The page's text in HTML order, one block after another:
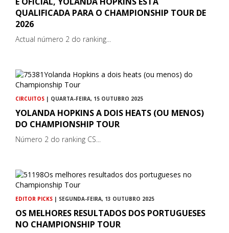
QUALIFICADA PARA O CHAMPIONSHIP TOUR DE
2026
Actual número 2 do ranking...
CIRCUITOS | QUARTA-FEIRA, 15 OUTUBRO 2025
YOLANDA HOPKINS A DOIS HEATS (OU MENOS)
DO CHAMPIONSHIP TOUR
Número 2 do ranking CS...
EDITOR PICKS | SEGUNDA-FEIRA, 13 OUTUBRO 2025
OS MELHORES RESULTADOS DOS PORTUGUESES
NO CHAMPIONSHIP TOUR